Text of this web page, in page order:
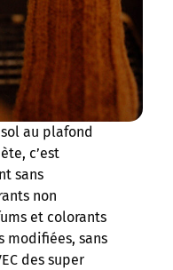
au plafond
c’est
sans
non
et colorants
modifiées, sans
des super